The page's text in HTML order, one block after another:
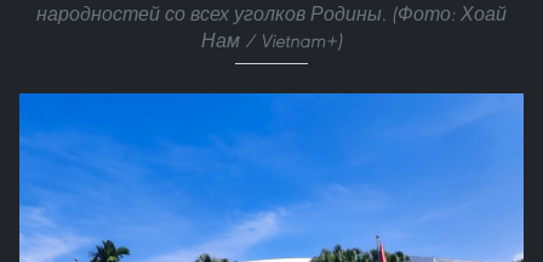
народностей со всех уголков Родины. (Фото: Хоай
Нам / Vietnam+)